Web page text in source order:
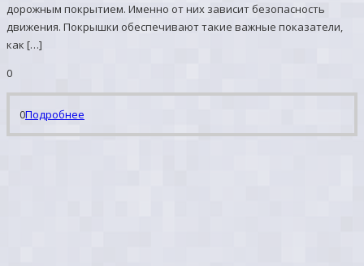
дорожным покрытием. Именно от них зависит безопасность
движения. Покрышки обеспечивают такие важные показатели,
как […]
0
0Подробнее